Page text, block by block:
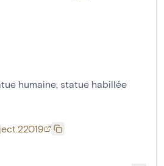
humaine, statue habillée